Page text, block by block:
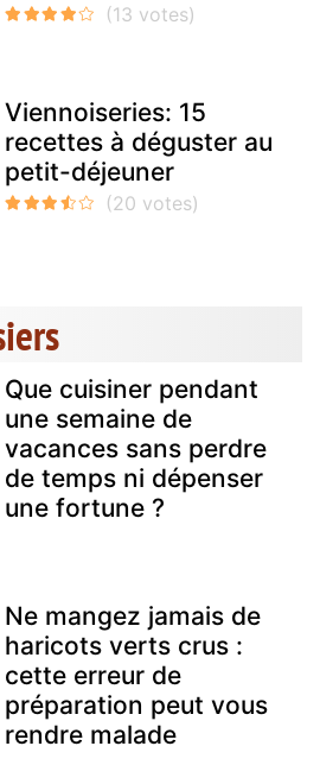
Viennoiseries: 15
recettes à déguster au
petit-déjeuner
Que cuisiner pendant
une semaine de
vacances sans perdre
de temps ni dépenser
une fortune ?
Ne mangez jamais de
haricots verts crus :
cette erreur de
préparation peut vous
rendre malade